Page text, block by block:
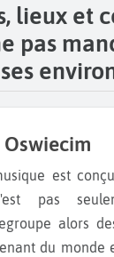
lieux et
pas
Oswiecim
pas
alors
du monde